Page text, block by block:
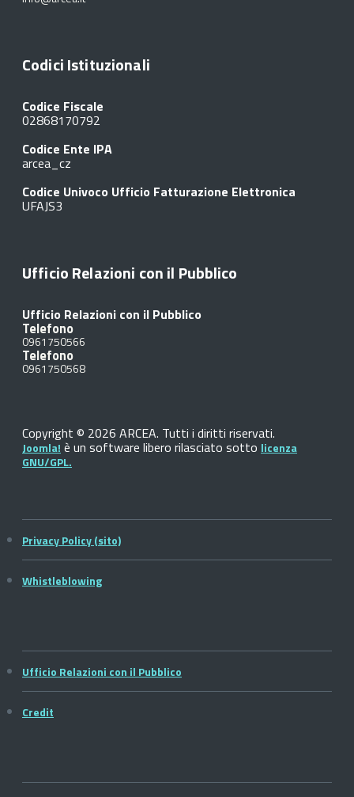
Codici Istituzionali
Codice Fiscale
02868170792
Codice Ente IPA
arcea_cz
Codice Univoco Ufficio Fatturazione Elettronica
UFAJS3
Ufficio Relazioni con il Pubblico
Ufficio Relazioni con il Pubblico
Telefono
0961750566
Telefono
0961750568
Copyright © 2026 ARCEA. Tutti i diritti riservati.
Joomla! è un software libero rilasciato sotto licenza
GNU/GPL.
Privacy Policy (sito)
Whistleblowing
Ufficio Relazioni con il Pubblico
Credit